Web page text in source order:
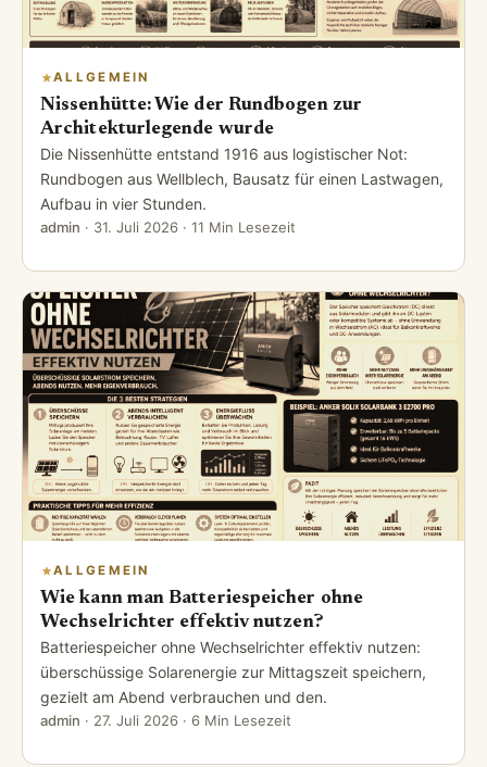
ALLGEMEIN
Nissenhütte: Wie der Rundbogen zur
Architekturlegende wurde
Die Nissenhütte entstand 1916 aus logistischer Not:
Rundbogen aus Wellblech, Bausatz für einen Lastwagen,
Aufbau in vier Stunden.
admin · 31. Juli 2026 · 11 Min Lesezeit
ALLGEMEIN
Wie kann man Batteriespeicher ohne
Wechselrichter effektiv nutzen?
Batteriespeicher ohne Wechselrichter effektiv nutzen:
überschüssige Solarenergie zur Mittagszeit speichern,
gezielt am Abend verbrauchen und den.
admin · 27. Juli 2026 · 6 Min Lesezeit